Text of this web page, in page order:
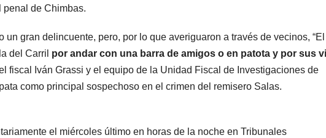
penal de Chimbas.
un gran delincuente, pero, por lo que averiguaron a través de vecinos, “El
del Carril por andar con una barra de amigos o en patota y por sus
fiscal Iván Grassi y el equipo de la Unidad Fiscal de Investigaciones de
como principal sospechoso en el crimen del remisero Salas.
el miércoles último en horas de la noche en Tribunales
aporte
y no